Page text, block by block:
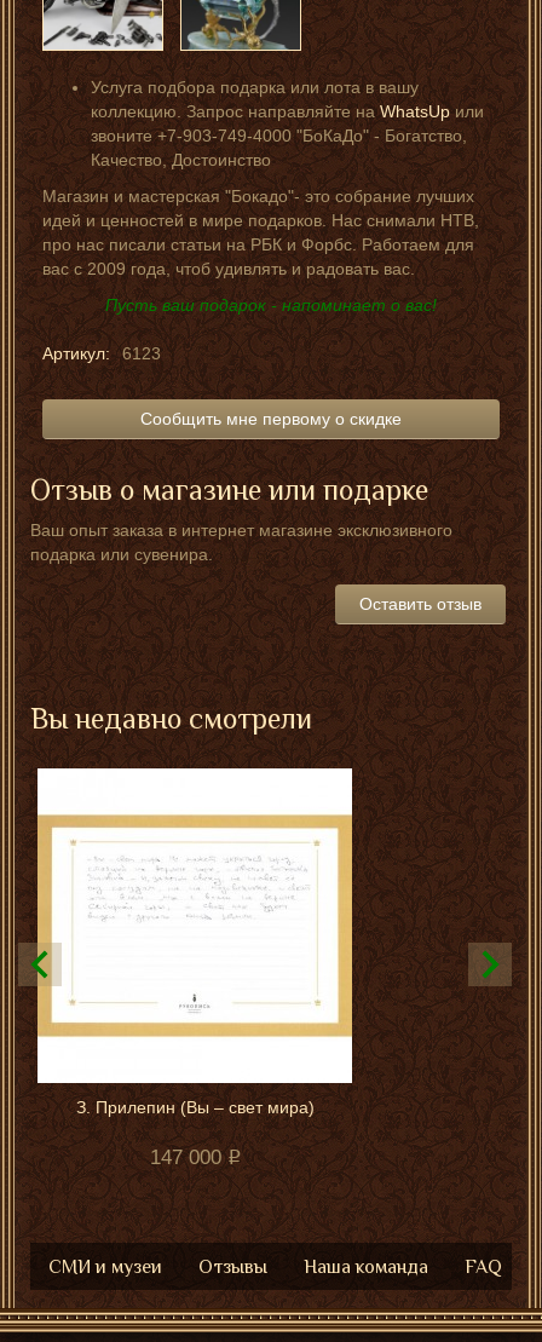
Услуга подбора подарка или лота в вашу
коллекцию. Запрос направляйте наWhatsUpили
звоните +7-903-749-4000 "БоКаДо" - Богатство,
Качество, Достоинство
Магазин и мастерская "Бокадо"- это собрание лучших
идей и ценностей в мире подарков. Нас снимали НТВ,
про нас писали статьи на РБК и Форбс. Работаем для
вас с 2009 года, чтоб удивлять и радовать вас.
Пусть ваш подарок - напоминает о вас!
Артикул: 6123
Сообщить мне первому о скидке
Отзыв о магазине или подарке
Ваш опыт заказа в интернет магазине эксклюзивного
подарка или сувенира.
Оставить отзыв
Вы недавно смотрели
З. Прилепин (Вы – свет мира)
147 000
СМИ и музеи Отзывы Наша команда FAQ